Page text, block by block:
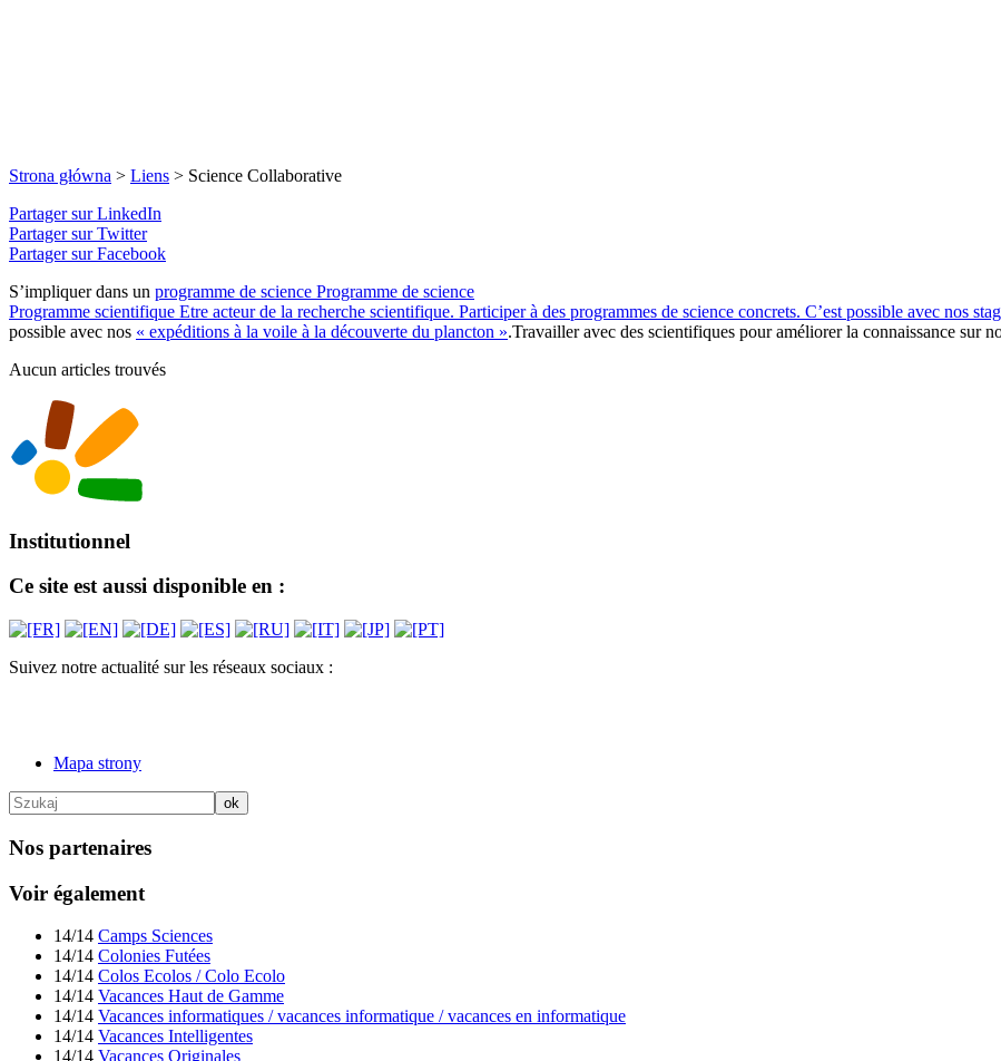
Strona główna > Liens > Science Collaborative
Partager sur LinkedIn
Partager sur Twitter
Partager sur Facebook
S’impliquer dans un programme de science Programme de science
Programme scientifique Etre acteur de la recherche scientifique. Participer à des programmes de science concrets. C’est possible avec nos
possible avec nos « expéditions à la voile à la découverte du plancton ».Travailler avec des scientifiques pour améliorer la connaissance sur
Aucun articles trouvés
Institutionnel
Ce site est aussi disponible en :
Suivez notre actualité sur les réseaux sociaux :
Mapa strony
Nos partenaires
Voir également
14/14 Camps Sciences
14/14 Colonies Futées
14/14 Colos Ecolos / Colo Ecolo
14/14 Vacances Haut de Gamme
14/14 Vacances informatiques / vacances informatique / vacances en informatique
14/14 Vacances Intelligentes
14/14 Vacances Originales